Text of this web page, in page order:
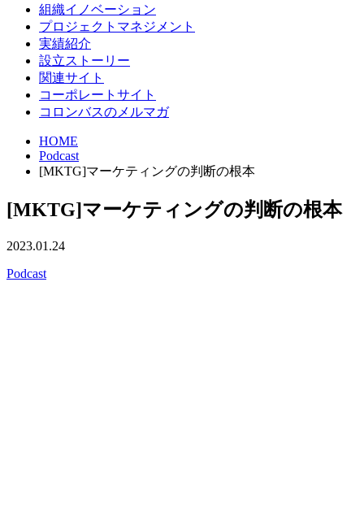
組織イノベーション
プロジェクトマネジメント
実績紹介
設立ストーリー
関連サイト
コーポレートサイト
コロンバスのメルマガ
HOME
Podcast
[MKTG]マーケティングの判断の根本
[MKTG]マーケティングの判断の根本
2023.01.24
Podcast